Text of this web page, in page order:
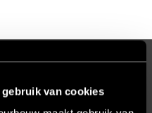
van cookies